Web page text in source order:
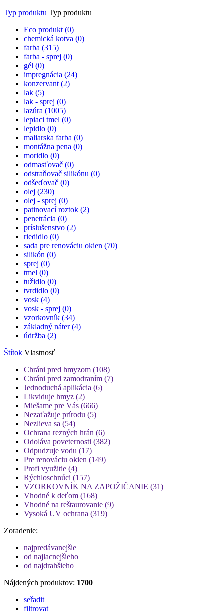
Typ produktu Typ produktu
Eco produkt (0)
chemická kotva (0)
farba (315)
farba - sprej (0)
gél (0)
impregnácia (24)
konzervant (2)
lak (5)
lak - sprej (0)
lazúra (1005)
lepiaci tmel (0)
lepidlo (0)
maliarska farba (0)
montážna pena (0)
moridlo (0)
odmasťovač (0)
odstraňovač silikónu (0)
odšeďovač (0)
olej (230)
olej - sprej (0)
patinovací roztok (2)
penetrácia (0)
príslušenstvo (2)
riedidlo (0)
sada pre renováciu okien (70)
silikón (0)
sprej (0)
tmel (0)
tužidlo (0)
tvrdidlo (0)
vosk (4)
vosk - sprej (0)
vzorkovník (34)
základný náter(4)
údržba (2)
Štítok Vlastnosť
Chráni pred hmyzom (108)
Chráni pred zamodraním (7)
Jednoduchá aplikácia (6)
Likviduje hmyz (2)
Miešame pre Vás (666)
Nezaťažuje prírodu (5)
Nezlieva sa (54)
Ochrana rezných hrán (6)
Odoláva poveternosti (382)
Odpudzuje vodu (17)
Pre renováciu okien (149)
Profi využitie (4)
Rýchloschnúci (157)
VZORKOVNÍK NA ZAPOŽIČANIE (31)
Vhodné k deťom (168)
Vhodné na reštaurovanie (9)
Vysoká UV ochrana (319)
Zoradenie:
najpredávanejšie
od najlacnejšieho
od najdrahšieho
Nájdených produktov: 1700
seřadit
filtrovat